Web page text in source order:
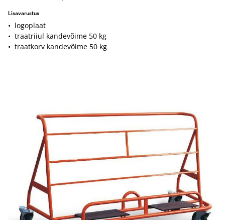
Lisavarustus
• logoplaat
• traatriiul kandevõime 50 kg
• traatkorv kandevõime 50 kg